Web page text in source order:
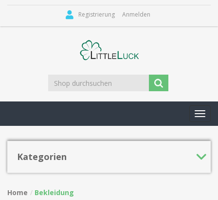
Registrierung Anmelden
Kategorien
Home Bekleidung